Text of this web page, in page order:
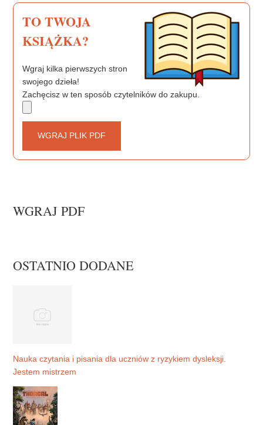
TO TWOJA
KSIĄŻKA?
Wgraj kilka pierwszych stron
swojego dzieła!
Zachęcisz w ten sposób czytelników do zakupu.
WGRAJ PLIK PDF
WGRAJ PDF
OSTATNIO DODANE
Nauka czytania i pisania dla uczniów z ryzykiem dysleksji.
Jestem mistrzem